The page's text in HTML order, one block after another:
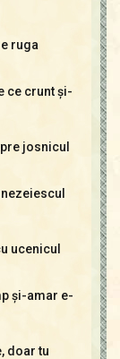
ruga
ce crunt şi-
josnicul
ucenicul
şi-amar e-
doar tu